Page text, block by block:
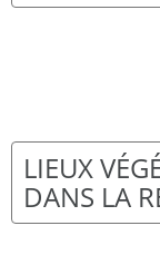
LIEUX
DANS LA